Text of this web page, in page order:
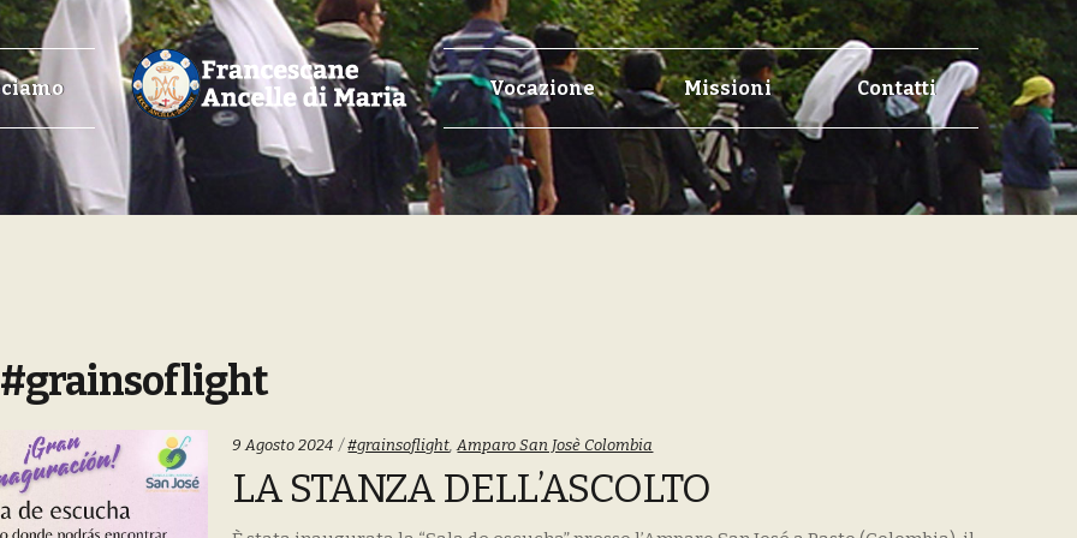
Vocazione Missioni Contatti
#grainsoflight
9 Agosto 2024 Tags:
#grainsoflight,Amparo San Josè Colombia
LA STANZA DELL’ASCOLTO